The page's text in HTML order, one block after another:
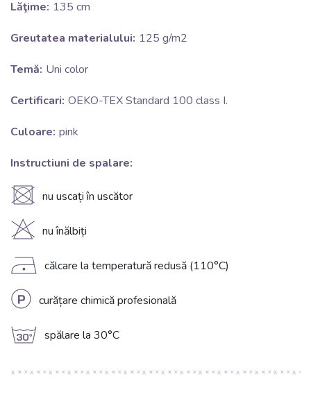
Lăţime: 135 cm
Greutatea materialului: 125 g/m2
Temă: Uni color
Certificari: OEKO-TEX Standard 100 class I.
Culoare: pink
Instructiuni de spalare:
U nu uscați în uscător
H nu înălbiți
D călcare la temperatură redusă (110°C)
L curățare chimică profesională
g spălare la 30°C